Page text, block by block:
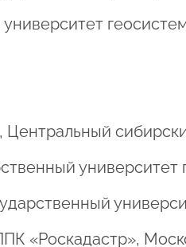
Центральный
университет
«Роскадастр»,